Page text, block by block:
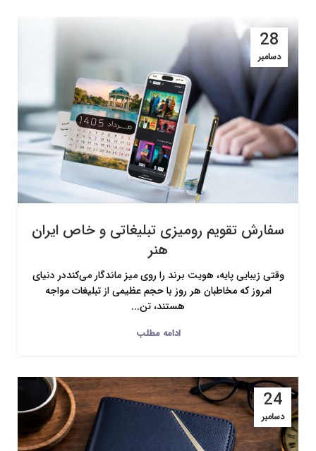
28
دسامبر
سفارش تقویم رومیزی تبلیغاتی و خاص ایران
هنر
وقتی زیبایی پایه، هویت برند را روی میز ماندگار می‌کنددر دنیای
امروز که مخاطبان هر روز با حجم عظیمی از تبلیغات مواجه
هستند، تن...
ادامه مطلب
24
دسامبر